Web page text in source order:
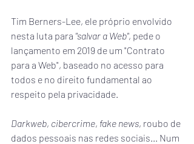
Tim Berners-Lee, ele próprio envolvido
nesta luta para "salvar a Web", pede o
lançamento em 2019 de um "Contrato
para a Web", baseado no acesso para
todos e no direito fundamental ao
respeito pela privacidade.
Darkweb, cibercrime, fake news, roubo de
dados pessoais nas redes sociais... Num